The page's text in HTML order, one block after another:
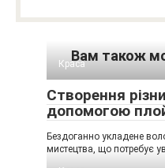
Вам також
Краса
Створення
допомогою
Бездоганно укладене
мистецтва, що потребує